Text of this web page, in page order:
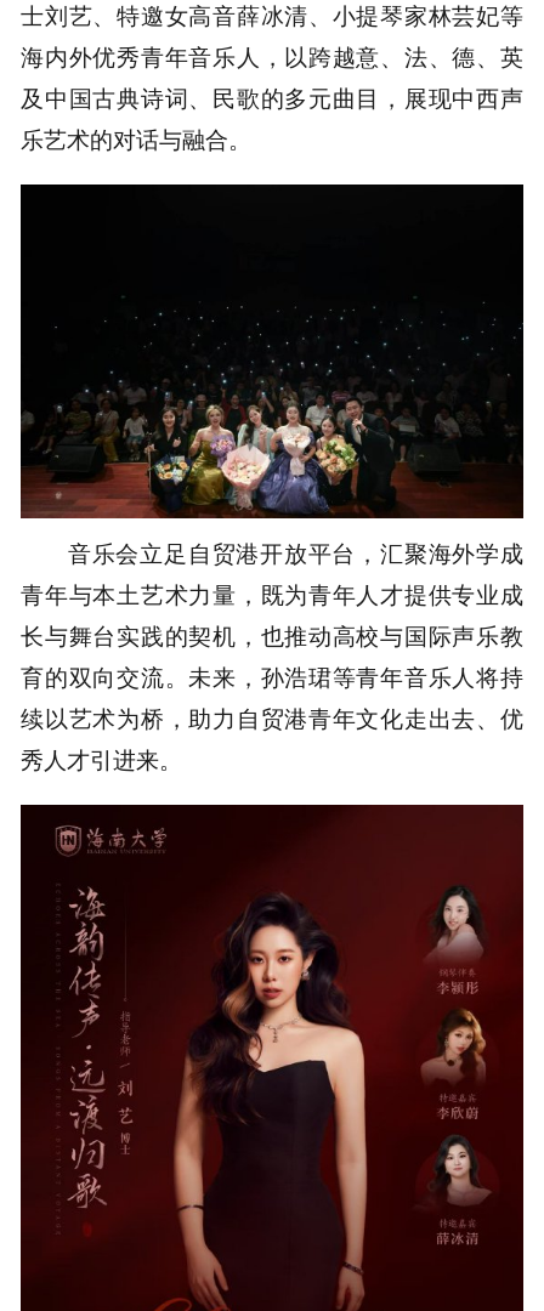
士刘艺、特邀女高音薛冰清、小提琴家林芸妃等
海内外优秀青年音乐人，以跨越意、法、德、英
及中国古典诗词、民歌的多元曲目，展现中西声
乐艺术的对话与融合。
音乐会立足自贸港开放平台，汇聚海外学成
青年与本土艺术力量，既为青年人才提供专业成
长与舞台实践的契机，也推动高校与国际声乐教
育的双向交流。未来，孙浩珺等青年音乐人将持
续以艺术为桥，助力自贸港青年文化走出去、优
秀人才引进来。